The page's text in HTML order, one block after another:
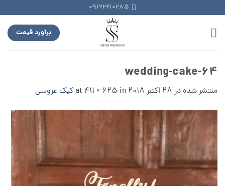
to
content
09122210285
برآورد قیمت
wedding-cake-64
منتشر شده در 28 اکتبر 2018 411 × 625 in کیک عروسی